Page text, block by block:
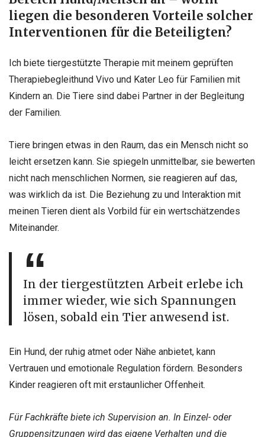
liegen die besonderen Vorteile solcher
Interventionen für die Beteiligten?
Ich biete tiergestützte Therapie mit meinem geprüften
Therapiebegleithund Vivo und Kater Leo für Familien mit
Kindern an. Die Tiere sind dabei Partner in der Begleitung
der Familien.
Tiere bringen etwas in den Raum, das ein Mensch nicht so
leicht ersetzen kann. Sie spiegeln unmittelbar, sie bewerten
nicht nach menschlichen Normen, sie reagieren auf das,
was wirklich da ist. Die Beziehung zu und Interaktion mit
meinen Tieren dient als Vorbild für ein wertschätzendes
Miteinander.
In der tiergestützten Arbeit erlebe ich
immer wieder, wie sich Spannungen
lösen, sobald ein Tier anwesend ist.
Ein Hund, der ruhig atmet oder Nähe anbietet, kann
Vertrauen und emotionale Regulation fördern. Besonders
Kinder reagieren oft mit erstaunlicher Offenheit.
Für Fachkräfte biete ich Supervision an. In Einzel- oder
Gruppensitzungen wird das eigene Verhalten und die